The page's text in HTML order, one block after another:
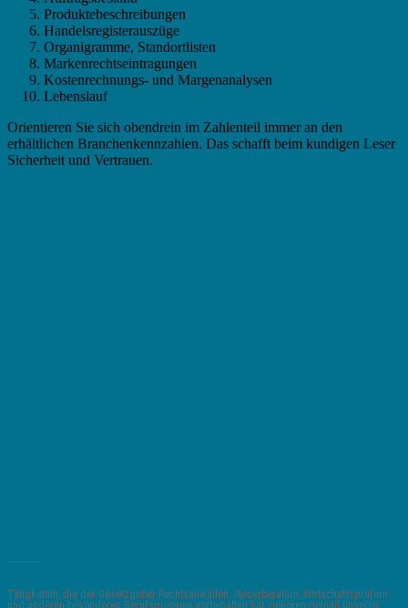
Produktebeschreibungen
Handelsregisterauszüge
Organigramme, Standortlisten
Markenrechtseintragungen
Kostenrechnungs- und Margenanalysen
Lebenslauf
Orientieren Sie sich obendrein im Zahlenteil immer an den
erhältlichen Branchenkennzahlen. Das schafft beim kundigen Leser
Sicherheit und Vertrauen.
Tätigkeiten, die der Gesetzgeber Rechtsanwälten, Steuerberatern, Wirtschaftsprüfern
und anderen besonderen Berufsgruppen vorbehalten hat, gehören gemäß unseren